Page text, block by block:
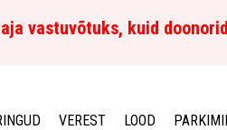
vastuvõtuks, kuid
VEREST LOOD